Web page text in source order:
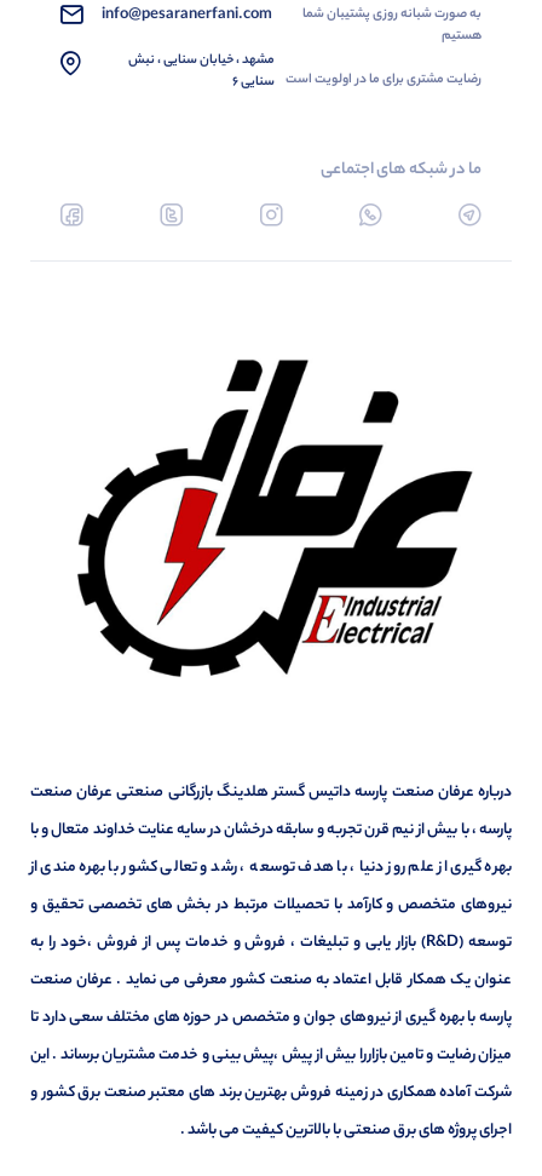
به صورت شبانه روزی پشتیبان شما
هستیم
رضایت مشتری برای ما در اولویت است
info@pesaranerfani.com
مشهد ، خیابان سنایی ، نبش
سنایی 6
ما در شبکه های اجتماعی
درباره عرفان صنعت پارسه داتیس گستر هلدینگ بازرگانی صنعتی عرفان صنعت
پارسه ، با بیش از نیم قرن تجربه و سابقه درخشان در سایه عنایت خداوند متعال و با
بهره گیری از علم روز دنیا ، با هدف توسعه ، رشد و تعالی کشور با بهره مندی از
نیروهای متخصص و کارآمد با تحصیلات مرتبط در بخش های تخصصی تحقیق و
توسعه (R&D) بازار یابی و تبلیغات ، فروش و خدمات پس از فروش ،خود را به
عنوان یک همکار قابل اعتماد به صنعت کشور معرفی می نماید . عرفان صنعت
پارسه با بهره گیری از نیروهای جوان و متخصص در حوزه های مختلف سعی دارد تا
میزان رضایت و تامین بازاررا بیش از پیش ،پیش بینی و خدمت مشتریان برساند . این
شرکت آماده همکاری در زمینه فروش بهترین برند های معتبر صنعت برق کشور و
اجرای پروژه های برق صنعتی با بالاترین کیفیت می باشد .